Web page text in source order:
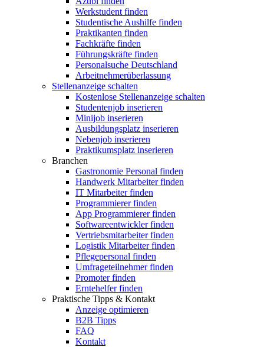
Werkstudent finden
Studentische Aushilfe finden
Praktikanten finden
Fachkräfte finden
Führungskräfte finden
Personalsuche Deutschland
Arbeitnehmerüberlassung
Stellenanzeige schalten
Kostenlose Stellenanzeige schalten
Studentenjob inserieren
Minijob inserieren
Ausbildungsplatz inserieren
Nebenjob inserieren
Praktikumsplatz inserieren
Branchen
Gastronomie Personal finden
Handwerk Mitarbeiter finden
IT Mitarbeiter finden
Programmierer finden
App Programmierer finden
Softwareentwickler finden
Vertriebsmitarbeiter finden
Logistik Mitarbeiter finden
Pflegepersonal finden
Umfrageteilnehmer finden
Promoter finden
Erntehelfer finden
Praktische Tipps & Kontakt
Anzeige optimieren
B2B Tipps
FAQ
Kontakt